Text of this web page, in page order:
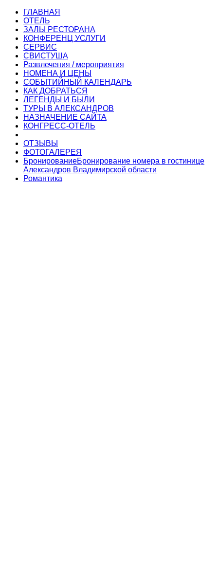
ГЛАВНАЯ
ОТЕЛЬ
ЗАЛЫ РЕСТОРАНА
КОНФЕРЕНЦ УСЛУГИ
СЕРВИС
СВИСТУША
Развлечения / мероприятия
НОМЕНА И ЦЕНЫ
СОБЫТИЙНЫЙ КАЛЕНДАРЬ
КАК ДОБРАТЬСЯ
ЛЕГЕНДЫ И БЫЛИ
ТУРЫ В АЛЕКСАНДРОВ
НАЗНАЧЕНИЕ САЙТА
КОНГРЕСС-ОТЕЛЬ
ОТЗЫВЫ
ФОТОГАЛЕРЕЯ
БронированиеБронирование номера в гостинице
Александров Владимирской области
Романтика